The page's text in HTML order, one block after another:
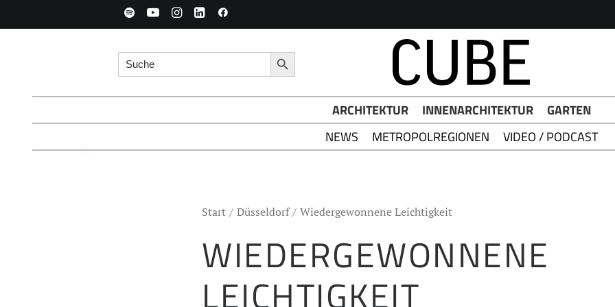
Search for: Search Button
ARCHITEKTUR INNENARCHITEKTUR
GARTEN
NEWS
METROPOLREGIONEN VIDEO / PODCAST
Start Düsseldorf Wiedergewonnene Leichtigkeit
WIEDERGEWONNENE
LEICHTIGKEIT